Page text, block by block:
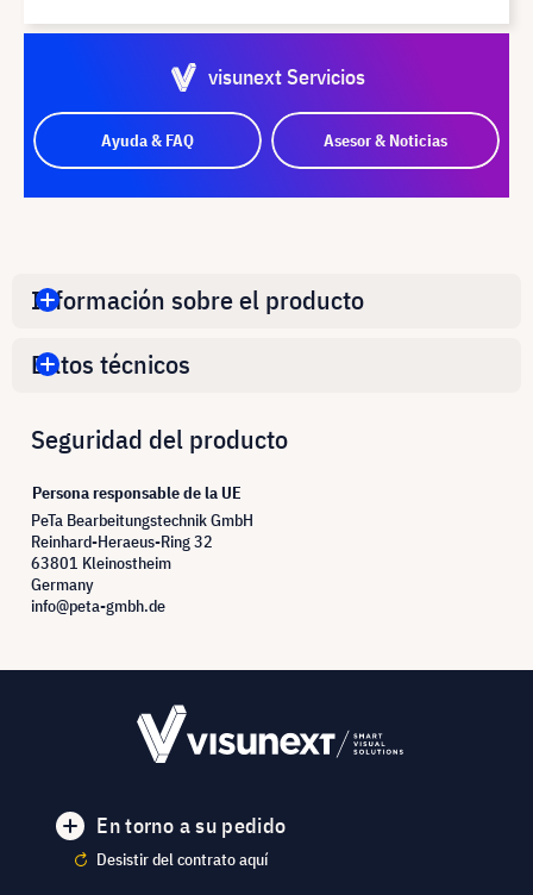
visunext Servicios
Ayuda & FAQ Asesor & Noticias
Información sobre el producto
Datos técnicos
Seguridad del producto
Persona responsable de la UE
PeTa Bearbeitungstechnik GmbH
Reinhard-Heraeus-Ring 32
63801 Kleinostheim
Germany
info@peta-gmbh.de
En torno a su pedido
Desistir del contrato aquí